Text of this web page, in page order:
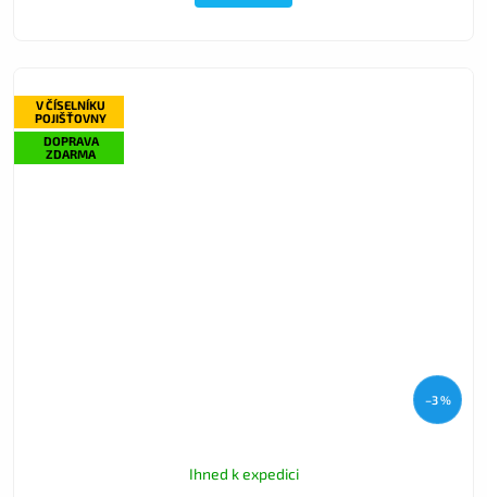
V ČÍSELNÍKU
POJIŠŤOVNY
DOPRAVA
ZDARMA
–3 %
Ihned k expedici